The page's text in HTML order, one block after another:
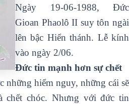
Ngày 19-06-1988, Đức
Gioan Phaolô II suy tôn ngài
lên bậc Hiển thánh. Lễ kính
vào ngày 2/06.
Đức tin mạnh hơn sự chết
những hiểm nguy, những cái sẽ
chết chóc. Nhưng với đức tin